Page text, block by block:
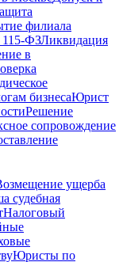
филиала
115-ФЗЛиквидация
в
бизнесаЮрист
Решение
сопровождение
ущерба
судебная
Налоговый
Юристы по